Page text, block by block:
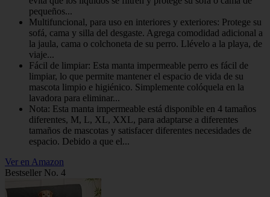
pequeños...
Multifuncional, para uso en interiores y exteriores: Protege su
sofá, cama y silla del desgaste. Agrega comodidad adicional a
la jaula, cama o colchoneta de su perro. Llévelo a la playa, de
viaje...
Fácil de limpiar: Esta manta impermeable perro es fácil de
limpiar, lo que permite mantener el espacio de vida de su
mascota limpio e higiénico. Simplemente colóquela en la
lavadora para eliminar...
Nota: Esta manta impermeable está disponible en 4 tamaños
diferentes, M, L, XL, XXL, para adaptarse a diferentes
tamaños de mascotas y satisfacer diferentes necesidades de
espacio. Debido a que el...
Ver en Amazon
Bestseller No. 4